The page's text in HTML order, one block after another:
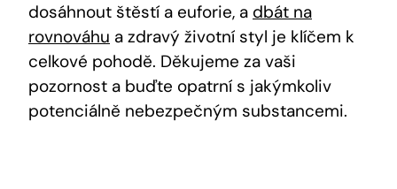
dosáhnout štěstí a euforie, a dbát na
rovnováhu a zdravý životní styl je klíčem k
celkové pohodě. Děkujeme za vaši
pozornost a buďte opatrní s jakýmkoliv
potenciálně nebezpečným substancemi.